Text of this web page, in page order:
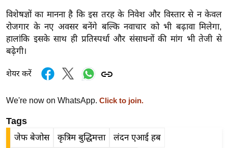
त्य
ज
ग
त
ऑ
व
न्यू
ज
विशेषज्ञों का मानना है कि इस तरह के निवेश और विस्तार से न केवल
रोजगार के नए अवसर बनेंगे बल्कि नवाचार को भी बढ़ावा मिलेगा,
हालांकि इसके साथ ही प्रतिस्पर्धा और संसाधनों की मांग भी तेजी से
बढ़ेगी।
शेयर करें
We're now on WhatsApp. Click to join.
Tags
जेफ बेजोस कृत्रिम बुद्धिमत्ता लंदन एआई हब